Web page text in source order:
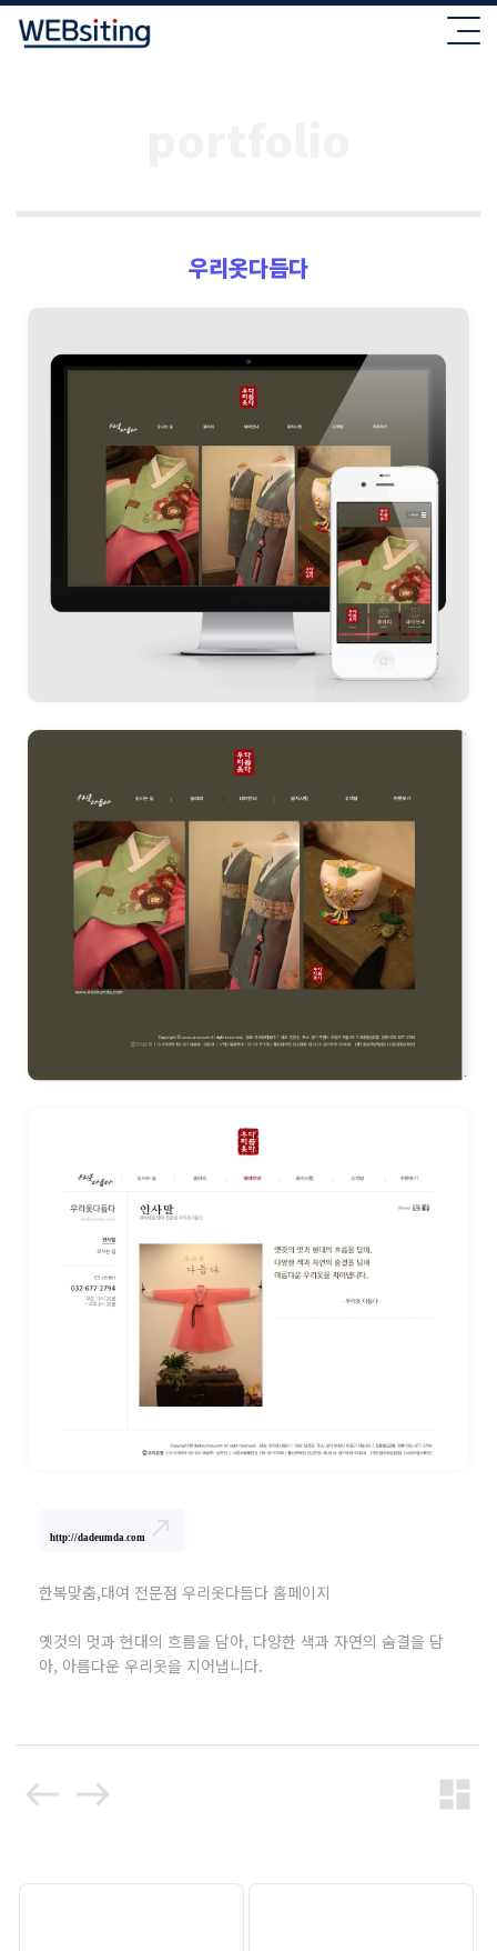
우리옷다듬다
http://dadeumda.com north_east
한복맞춤,대여 전문점 우리옷다듬다 홈페이지
옛것의 멋과 현대의 흐름을 담아, 다양한 색과 자연의 숨결을 담
아, 아름다운 우리옷을 지어냅니다.
west east dashboard